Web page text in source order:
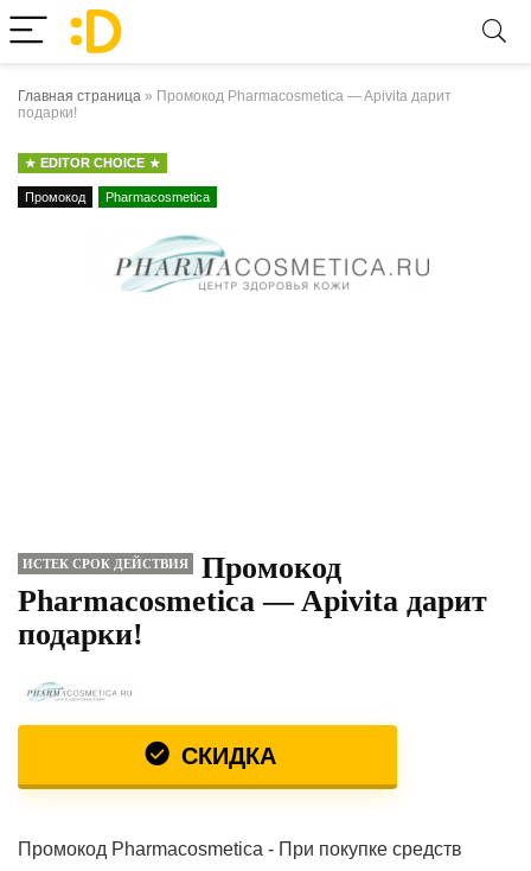
Главная страница » Промокод Pharmacosmetica — Apivita дарит
подарки!
EDITOR CHOICE
Промокод Pharmacosmetica
ИСТЕК СРОК ДЕЙСТВИЯ
Промокод
Pharmacosmetica — Apivita дарит
подарки!
СКИДКА
Промокод Pharmacosmetica - При покупке средств